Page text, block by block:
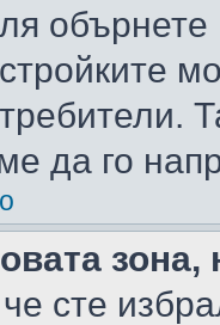
обърнете
да го
сте